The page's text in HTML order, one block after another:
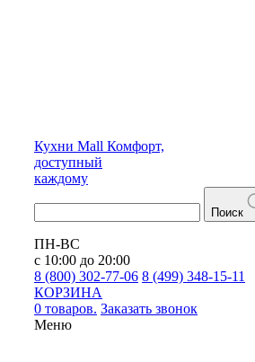
Кухни Mall Комфорт,
доступный
каждому
Поиск
ПН-ВС
с 10:00 до 20:00
8 (800) 302-77-06 8 (499) 348-15-11
КОРЗИНА
0 товаров. Заказать звонок
Меню